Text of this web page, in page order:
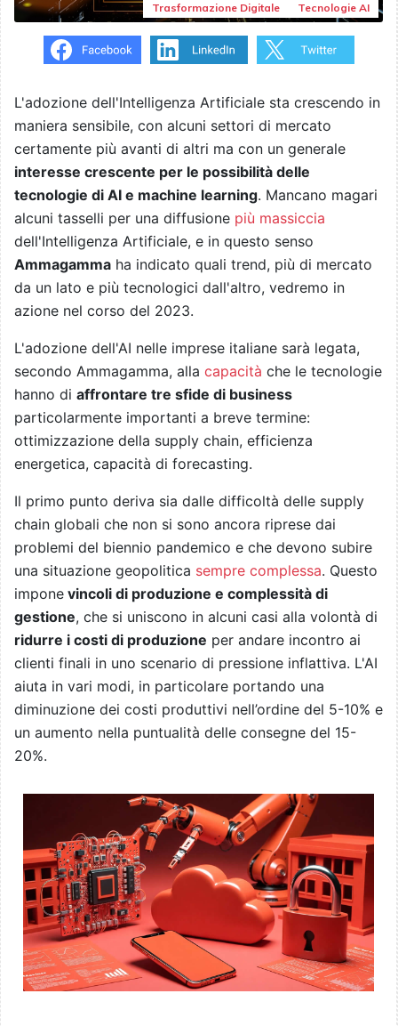
Trasformazione Digitale Tecnologie AI
L'adozione dell'Intelligenza Artificiale sta crescendo in
maniera sensibile, con alcuni settori di mercato
certamente più avanti di altri ma con un generale
interesse crescente per le possibilità delle
tecnologie di AI e machine learning. Mancano magari
alcuni tasselli per una diffusione più massiccia
dell'Intelligenza Artificiale, e in questo senso
Ammagamma ha indicato quali trend, più di mercato
da un lato e più tecnologici dall'altro, vedremo in
azione nel corso del 2023.
L'adozione dell'AI nelle imprese italiane sarà legata,
secondo Ammagamma, alla capacità che le tecnologie
hanno di affrontare tre sfide di business
particolarmente importanti a breve termine:
ottimizzazione della supply chain, efficienza
energetica, capacità di forecasting.
Il primo punto deriva sia dalle difficoltà delle supply
chain globali che non si sono ancora riprese dai
problemi del biennio pandemico e che devono subire
una situazione geopolitica sempre complessa. Questo
impone vincoli di produzione e complessità di
gestione, che si uniscono in alcuni casi alla volontà di
ridurre i costi di produzione per andare incontro ai
clienti finali in uno scenario di pressione inflattiva. L'AI
aiuta in vari modi, in particolare portando una
diminuzione dei costi produttivi nell’ordine del 5-10% e
un aumento nella puntualità delle consegne del 15-
20%.